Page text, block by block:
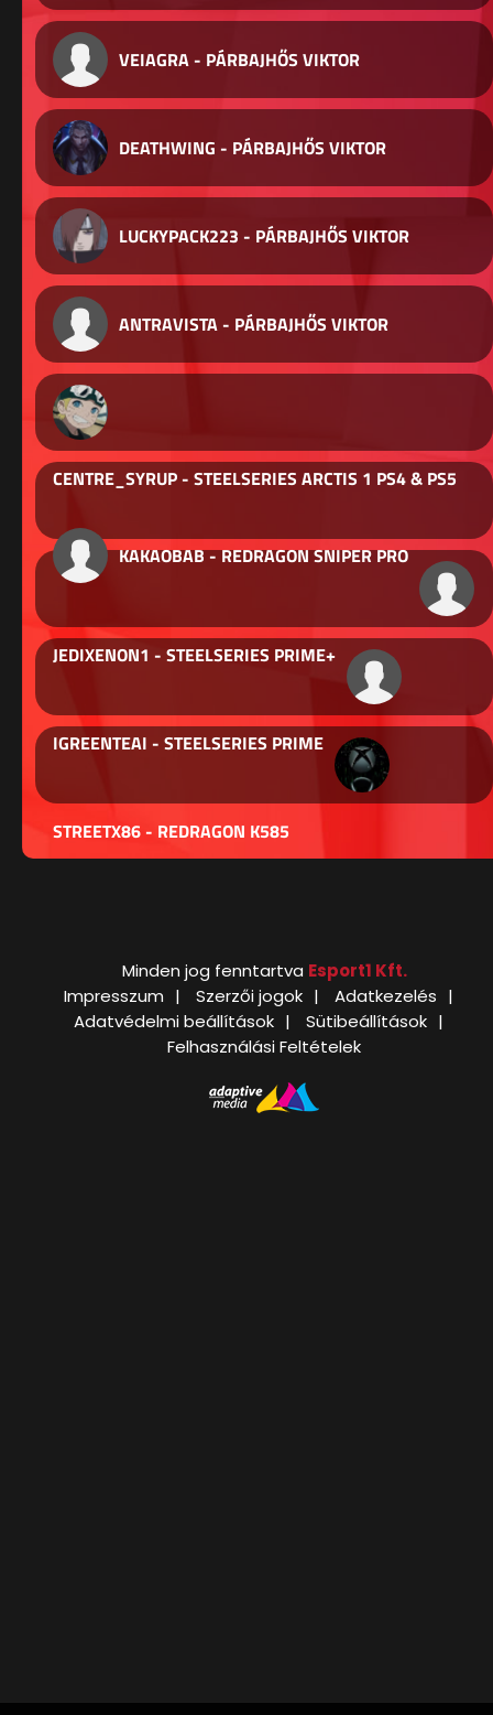
VEIAGRA - PÁRBAJHŐS VIKTOR
DEATHWING - PÁRBAJHŐS VIKTOR
LUCKYPACK223 - PÁRBAJHŐS VIKTOR
ANTRAVISTA - PÁRBAJHŐS VIKTOR
CENTRE_SYRUP - STEELSERIES ARCTIS 1 PS4 & PS5
KAKAOBAB - REDRAGON SNIPER PRO
JEDIXENON1 - STEELSERIES PRIME+
IGREENTEAI - STEELSERIES PRIME
STREETX86 - REDRAGON K585
Minden jog fenntartva Esport1 Kft.
Impresszum
Szerzői jogok
Adatkezelés
Adatvédelmi beállítások
Sütibeállítások
Felhasználási Feltételek